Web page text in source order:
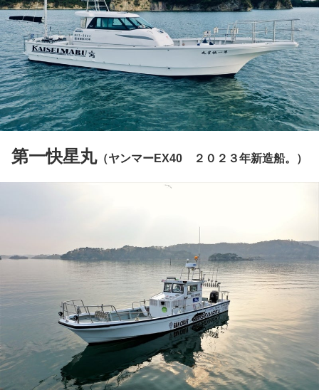
第一快星丸（ヤンマーEX40 ２０２３年新造船。）